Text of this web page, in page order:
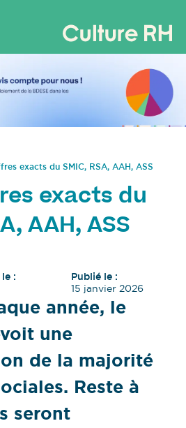
exacts du SMIC, RSA, AAH, ASS
exacts du
AAH, ASS
:
Publié le :
15 janvier 2026
année, le
une
de la majorité
Reste à
seront